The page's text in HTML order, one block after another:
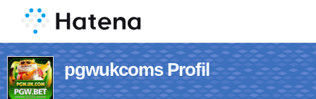
pgwukcoms Profil